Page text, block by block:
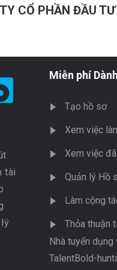
CỔ PHẦN ĐẦU
tài
Miễn phí
Tạo hồ sơ
Xem việc
Xem việc
Quản lý Hồ
Làm cộng
Thỏa thuận
Nhà tuyển
TalentBold-